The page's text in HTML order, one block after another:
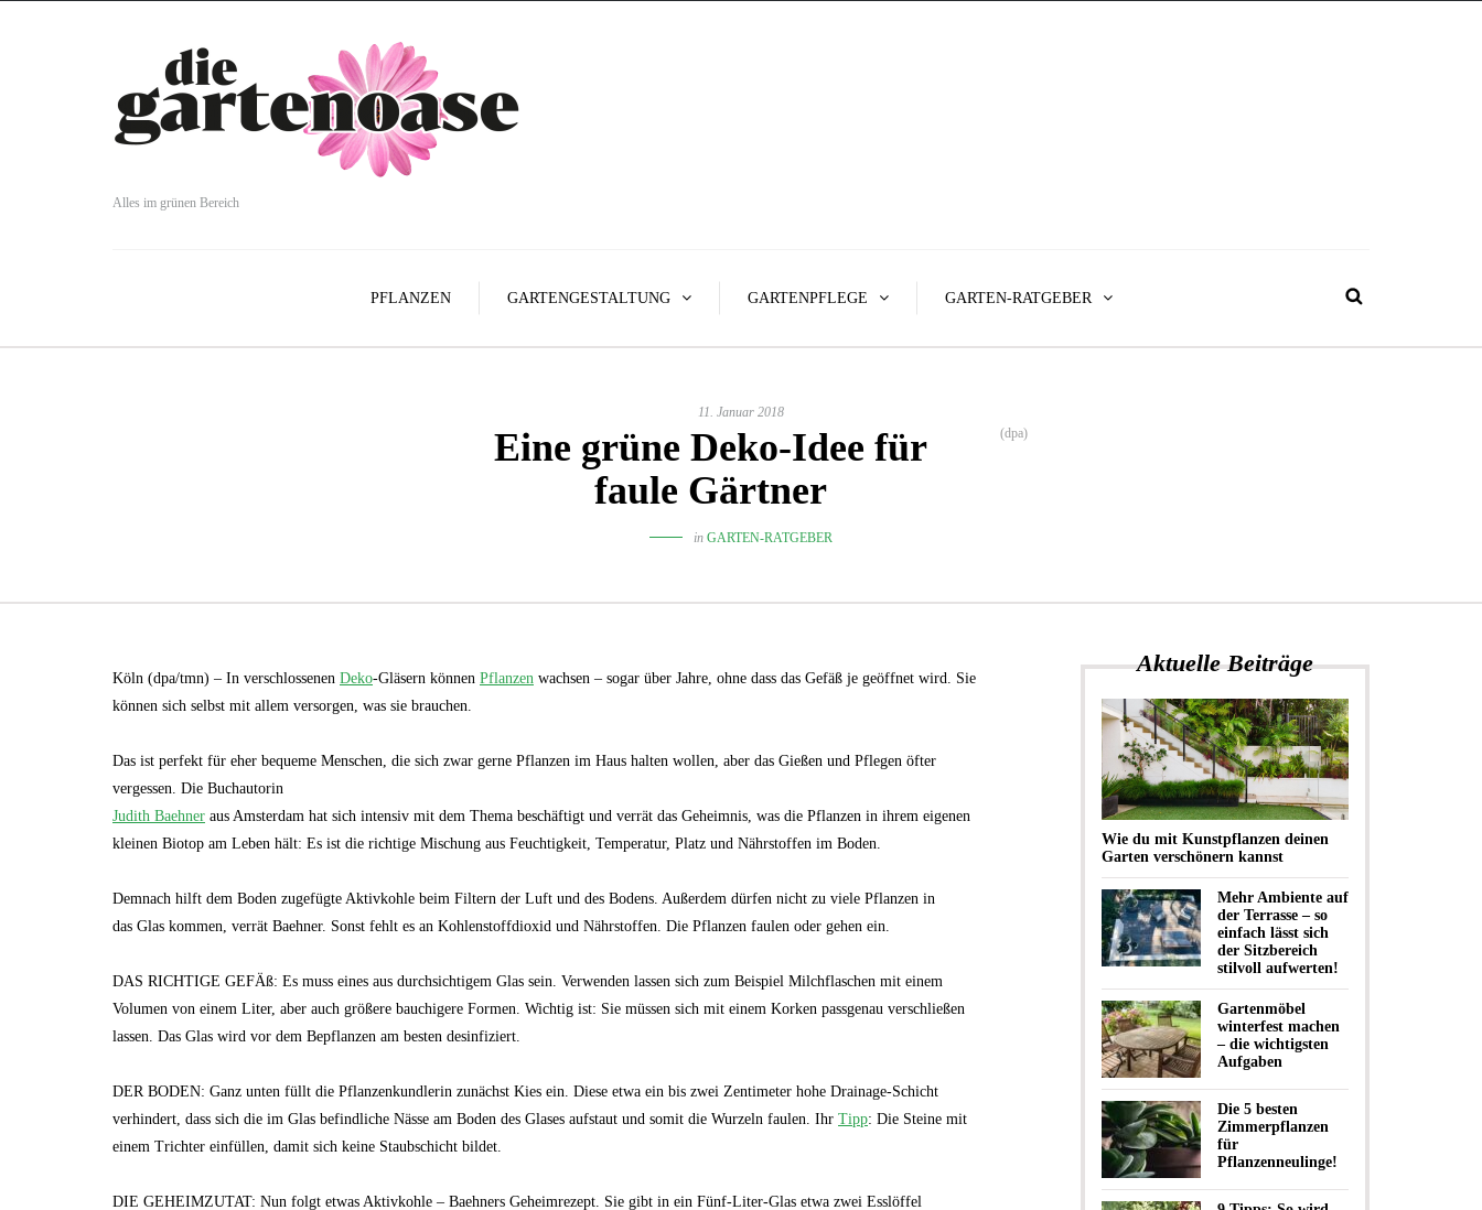
Alles im grünen Bereich
PFLANZEN GARTENGESTALTUNG GARTENPFLEGE GARTEN-RATGEBER
11. Januar 2018
Eine grüne Deko-Idee für
faule Gärtner
(dpa)
in GARTEN-RATGEBER
Köln (dpa/tmn) – In verschlossenen Deko-Gläsern können Pflanzen wachsen – sogar über Jahre, ohne dass das Gefäß je geöffnet wird. Sie
können sich selbst mit allem versorgen, was sie brauchen.
Das ist perfekt für eher bequeme Menschen, die sich zwar gerne Pflanzen im Haus halten wollen, aber das Gießen und Pflegen öfter
vergessen. Die Buchautorin
Judith Baehner aus Amsterdam hat sich intensiv mit dem Thema beschäftigt und verrät das Geheimnis, was die Pflanzen in ihrem eigenen
kleinen Biotop am Leben hält: Es ist die richtige Mischung aus Feuchtigkeit, Temperatur, Platz und Nährstoffen im Boden.
Demnach hilft dem Boden zugefügte Aktivkohle beim Filtern der Luft und des Bodens. Außerdem dürfen nicht zu viele Pflanzen in
das Glas kommen, verrät Baehner. Sonst fehlt es an Kohlenstoffdioxid und Nährstoffen. Die Pflanzen faulen oder gehen ein.
DAS RICHTIGE GEFÄß: Es muss eines aus durchsichtigem Glas sein. Verwenden lassen sich zum Beispiel Milchflaschen mit einem
Volumen von einem Liter, aber auch größere bauchigere Formen. Wichtig ist: Sie müssen sich mit einem Korken passgenau verschließen
lassen. Das Glas wird vor dem Bepflanzen am besten desinfiziert.
DER BODEN: Ganz unten füllt die Pflanzenkundlerin zunächst Kies ein. Diese etwa ein bis zwei Zentimeter hohe Drainage-Schicht
verhindert, dass sich die im Glas befindliche Nässe am Boden des Glases aufstaut und somit die Wurzeln faulen. Ihr Tipp: Die Steine mit
einem Trichter einfüllen, damit sich keine Staubschicht bildet.
DIE GEHEIMZUTAT: Nun folgt etwas Aktivkohle – Baehners Geheimrezept. Sie gibt in ein Fünf-Liter-Glas etwa zwei Esslöffel
Aktuelle Beiträge
Wie du mit Kunstpflanzen deinen
Garten verschönern kannst
Mehr Ambiente auf
der Terrasse – so
einfach lässt sich
der Sitzbereich
stilvoll aufwerten!
Gartenmöbel
winterfest machen
– die wichtigsten
Aufgaben
Die 5 besten
Zimmerpflanzen
für
Pflanzenneulinge!